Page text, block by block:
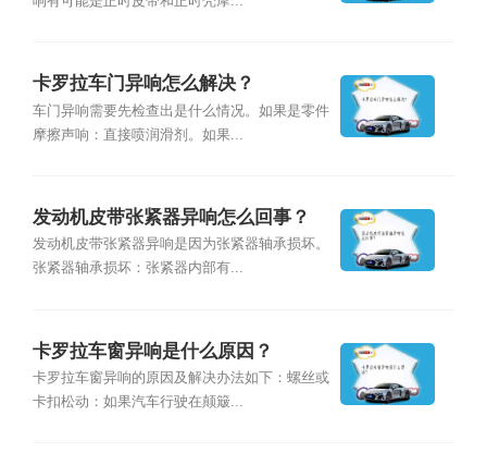
卡罗拉车门异响怎么解决？
车门异响需要先检查出是什么情况。如果是零件
摩擦声响：直接喷润滑剂。如果...
发动机皮带张紧器异响怎么回事？
发动机皮带张紧器异响是因为张紧器轴承损坏。
张紧器轴承损坏：张紧器内部有...
卡罗拉车窗异响是什么原因？
卡罗拉车窗异响的原因及解决办法如下：螺丝或
卡扣松动：如果汽车行驶在颠簸...